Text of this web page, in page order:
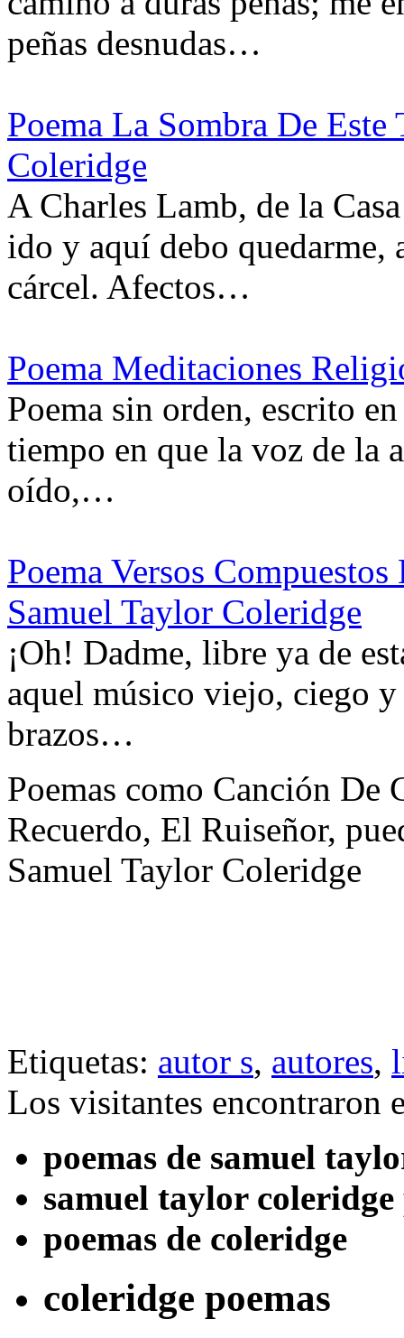
peñas desnudas…
Poema La Sombra De
Coleridge
A Charles Lamb, de la
ido y aquí debo quedarme,
cárcel. Afectos…
Poema Meditaciones
Poema sin orden, escrito
tiempo en que la voz de la
oído,…
Poema Versos
Samuel Taylor Coleridge
¡Oh! Dadme, libre ya de
aquel músico viejo, ciego
brazos…
Poemas como Canción
Recuerdo, El Ruiseñor,
Samuel Taylor Coleridge
Etiquetas: autor s, autores,
Los visitantes encontraron
poemas de samuel
samuel taylor coleridge
poemas de coleridge
coleridge poemas